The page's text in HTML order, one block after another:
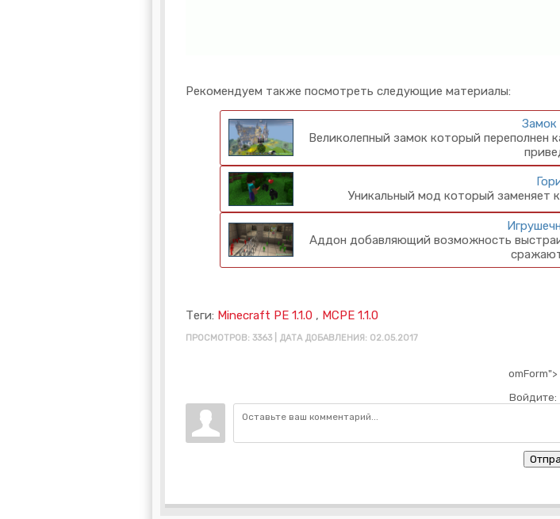
Рекомендуем также посмотреть следующие материалы:
Замок
Великолепный замок который переполнен
Уникальный мод который заменяет
Аддон добавляющий возможность
Теги: Minecraft PE 1.1.0 , MCPE 1.1.0
ПРОСМОТРОВ: 3363 | ДАТА ДОБАВЛЕНИЯ: 02.05.2017
omForm">
Войдите: